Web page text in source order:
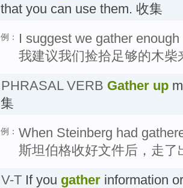
that you can use them. 收集
例：
I suggest we gather
我建议我们捡拾足够的木柴
PHRASAL VERB Gather up
集
例： When Steinberg had
斯坦伯格收好文件后，走了
V-T If you gather information